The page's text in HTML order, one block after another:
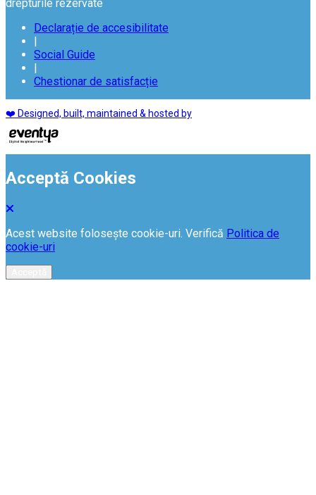
drepturile rezervate
Declarație de accesibilitate
Social Guide
Chestionar de satisfacție
❤️ Designed, built, maintained & hosted by
Acceptă Cookies
Acest website folosește cookie-uri. Verifică Politica de
cookie-uri